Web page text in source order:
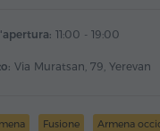
11:00 - 19:00
Via Muratsan, 79, Yerevan
Fusione Armena